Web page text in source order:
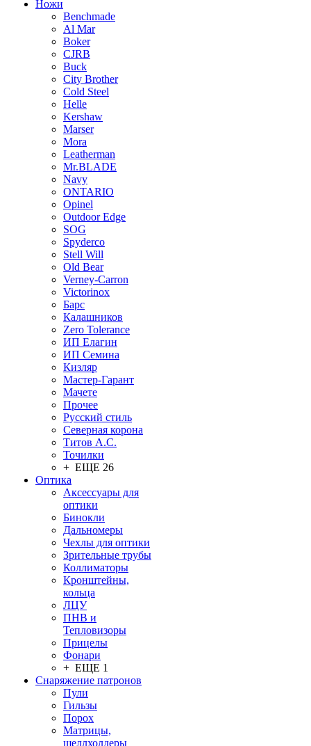
Ножи
Benchmade
Al Mar
Boker
CJRB
Buck
City Brother
Cold Steel
Helle
Kershaw
Marser
Mora
Leatherman
Mr.BLADE
Navy
ONTARIO
Opinel
Outdoor Edge
SOG
Spyderco
Stell Will
Old Bear
Verney-Carron
Victorinox
Барс
Калашников
Zero Tolerance
ИП Елагин
ИП Семина
Кизляр
Мастер-Гарант
Мачете
Прочее
Русский стиль
Северная корона
Титов А.С.
Точилки
+ ЕЩЕ 26
Оптика
Аксессуары для
оптики
Бинокли
Дальномеры
Чехлы для оптики
Зрительные трубы
Коллиматоры
Кронштейны,
кольца
ЛЦУ
ПНВ и
Тепловизоры
Прицелы
Фонари
+ ЕЩЕ 1
Снаряжение патронов
Пули
Гильзы
Порох
Матрицы,
шеллхолдеры